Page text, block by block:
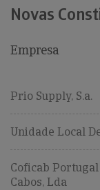
Novas
Empresa
Prio Supply, S.a.
Unidade Local
Coficab
Cabos, Lda